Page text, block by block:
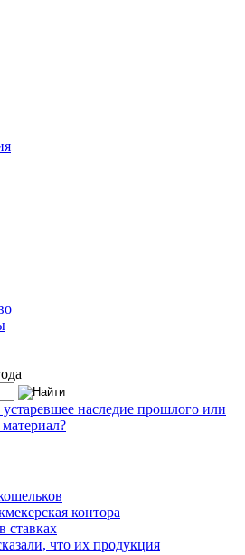
наследие прошлого или
контора
ставках
что их продукция